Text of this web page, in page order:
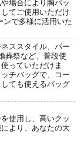
場合により胸バッ
てご使用いただけ
ンで多様に活用いた
ススタイル、パー
葬祭など、普段使
っていただけま
チバッグで、コー
ても使えるバッグ
使用し、高いクッ
より、あなたの大